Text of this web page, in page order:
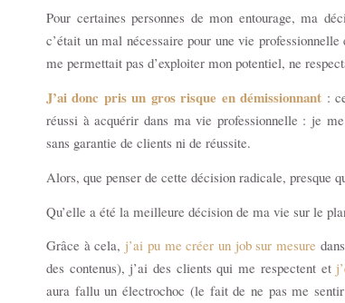
Pour certaines personnes de mon entourage, ma
c’était un mal nécessaire pour une vie
me permettait pas d’exploiter mon potentiel, ne
J’ai donc pris un gros risque en démissionnant :
réussi à acquérir dans ma vie professionnelle : je
sans garantie de clients ni de réussite.
Alors, que penser de cette décision radicale, presque
Qu’elle a été la meilleure décision de ma vie sur le
Grâce à cela, j’ai pu me créer un job sur mesure
des contenus), j’ai des clients qui me respectent et
aura fallu un électrochoc (le fait de ne pas me